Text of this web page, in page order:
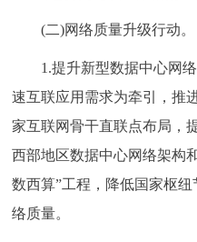
(二)网络质量升级行动。
1.提升新型数据中心网络
速互联应用需求为牵引，推
家互联网骨干直联点布局，
西部地区数据中心网络架构
数西算”工程，降低国家枢
络质量。